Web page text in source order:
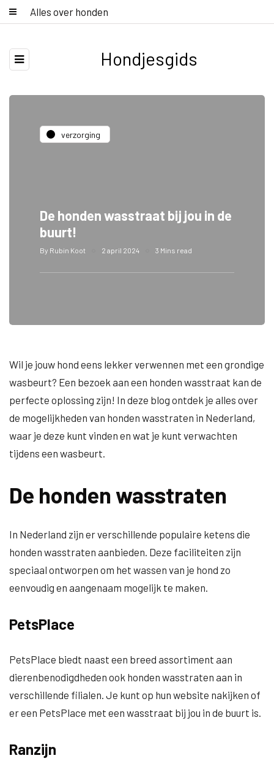
Alles over honden
Hondjesgids
verzorging
De honden wasstraat bij jou in de
buurt!
By Rubin Koot 2 april 2024 3 Mins read
Wil je jouw hond eens lekker verwennen met een grondige
wasbeurt? Een bezoek aan een honden wasstraat kan de
perfecte oplossing zijn! In deze blog ontdek je alles over
de mogelijkheden van honden wasstraten in Nederland,
waar je deze kunt vinden en wat je kunt verwachten
tijdens een wasbeurt.
De honden wasstraten
In Nederland zijn er verschillende populaire ketens die
honden wasstraten aanbieden. Deze faciliteiten zijn
speciaal ontworpen om het wassen van je hond zo
eenvoudig en aangenaam mogelijk te maken.
PetsPlace
PetsPlace biedt naast een breed assortiment aan
dierenbenodigdheden ook honden wasstraten aan in
verschillende filialen. Je kunt op hun website nakijken of
er een PetsPlace met een wasstraat bij jou in de buurt is.
Ranzijn